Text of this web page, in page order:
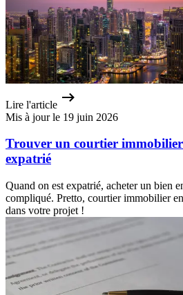
Lire l'article
Mis à jour le 19 juin 2026
Trouver un courtier
expatrié
Quand on est expatrié, acheter un bien
compliqué. Pretto, courtier immobilier
dans votre projet !